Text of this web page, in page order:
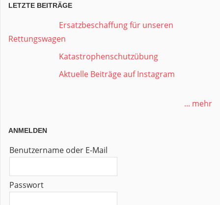
LETZTE BEITRÄGE
Ersatzbeschaffung für unseren
Rettungswagen
Katastrophenschutzübung
Aktuelle Beiträge auf Instagram
... mehr
ANMELDEN
Benutzername oder E-Mail
Passwort